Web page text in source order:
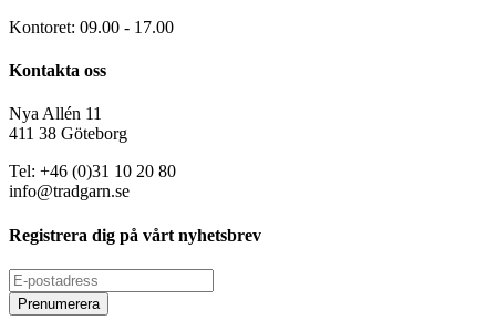
Kontoret: 09.00 - 17.00
Kontakta oss
Nya Allén 11
411 38 Göteborg
Tel: +46 (0)31 10 20 80
info@tradgarn.se
Registrera dig på vårt nyhetsbrev